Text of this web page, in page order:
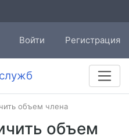
Войти Регистрация
объем члена
объем